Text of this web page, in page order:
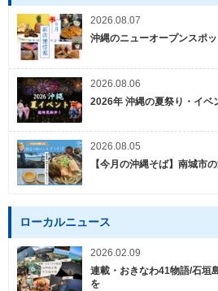
2026.08.07
沖縄のニューオープンスポ
2026.08.06
2026年 沖縄の夏祭り・イベ
2026.08.05
【今月の沖縄そば】南城市
ローカルニュース
2026.02.09
連載・おきなわ41物語/石垣
を